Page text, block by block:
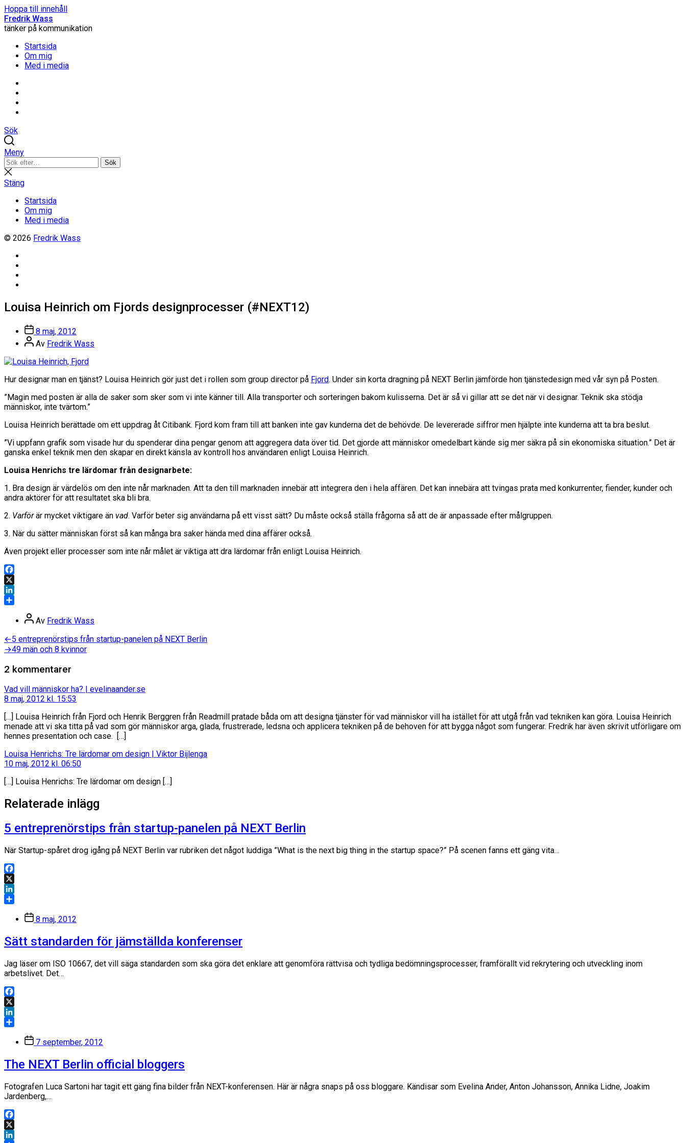
Hoppa till innehåll
Fredrik Wass
tänker på kommunikation
Startsida
Om mig
Med i media
Sök
Meny
Sök
efter:
Sök
Stäng
sökning
Stäng
Startsida
Om mig
Med i media
© 2026 Fredrik Wass
Louisa Heinrich om Fjords designprocesser (#NEXT12)
Inläggsdatum
8 maj, 2012
Inläggsförfattare
Av Fredrik Wass
Hur designar man en tjänst? Louisa Heinrich gör just det i rollen som group director på Fjord. Under sin korta dragning på NEXT Berlin jämförde hon tjänstedesign med vår syn på Posten.
”Magin med posten är alla de saker som sker som vi inte känner till. Alla transporter och sorteringen bakom kulisserna. Det är så vi gillar att se det när vi designar. Teknik ska stödja
människor, inte tvärtom.”
Louisa Heinrich berättade om ett uppdrag åt Citibank. Fjord kom fram till att banken inte gav kunderna det de behövde. De levererade siffror men hjälpte inte kunderna att ta bra beslut.
”Vi uppfann grafik som visade hur du spenderar dina pengar genom att aggregera data över tid. Det gjorde att människor omedelbart kände sig mer säkra på sin ekonomiska situation.” Det är
ganska enkel teknik men den skapar en direkt känsla av kontroll hos användaren enligt Louisa Heinrich.
Louisa Henrichs tre lärdomar från designarbete:
1. Bra design är värdelös om den inte når marknaden. Att ta den till marknaden innebär att integrera den i hela affären. Det kan innebära att tvingas prata med konkurrenter, fiender, kunder och
andra aktörer för att resultatet ska bli bra.
2. Varförär mycket viktigare än vad. Varför beter sig användarna på ett visst sätt? Du måste också ställa frågorna så att de är anpassade efter målgruppen.
3. När du sätter människan först så kan många bra saker hända med dina affärer också.
Även projekt eller processer som inte når målet är viktiga att dra lärdomar från enligt Louisa Heinrich.
Facebook
X
LinkedIn
Inläggsförfattare
Av Fredrik Wass
Inläggsnavigering
←Föregående
inlägg:
5 entreprenörstips från startup-panelen på NEXT Berlin
→Nästa
49 män och 8 kvinnor
2 kommentarer
Vad vill människor ha? | evelinaander.sesäger:
8 maj, 2012 kl. 15:53
[…] Louisa Heinrich från Fjord och Henrik Berggren från Readmill pratade båda om att designa tjänster för vad människor vill ha istället för att utgå från vad tekniken kan göra. Louisa Heinrich
menade att vi ska titta på vad som gör människor arga, glada, frustrerade, ledsna och applicera tekniken på de behoven för att bygga något som fungerar. Fredrik har även skrivit utförligare om
hennes presentation och case. […]
Louisa Henrichs: Tre lärdomar om design | Viktor Bijlengasäger:
10 maj, 2012 kl. 06:50
[…] Louisa Henrichs: Tre lärdomar om design […]
Relaterade inlägg
5 entreprenörstips från startup-panelen på NEXT Berlin
När Startup-spåret drog igång på NEXT Berlin var rubriken det något luddiga ”What is the next big thing in the startup space?” På scenen fanns ett gäng vita…
Facebook
X
LinkedIn
Inläggsdatum
8 maj, 2012
Sätt standarden för jämställda konferenser
Jag läser om ISO 10667, det vill säga standarden som ska göra det enklare att genomföra rättvisa och tydliga bedömningsprocesser, framförallt vid rekrytering och utveckling inom
arbetslivet. Det…
Facebook
X
LinkedIn
Inläggsdatum
7 september, 2012
The NEXT Berlin official bloggers
Fotografen Luca Sartoni har tagit ett gäng fina bilder från NEXT-konferensen. Här är några snaps på oss bloggare. Kändisar som Evelina Ander, Anton Johansson, Annika Lidne, Joakim
Jardenberg,…
Facebook
X